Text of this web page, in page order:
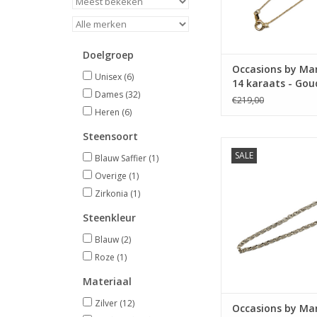
Doelgroep
Unisex (6)
Dames (32)
Heren (6)
Steensoort
Blauw Saffier (1)
Overige (1)
Zirkonia (1)
Steenkleur
Blauw (2)
Roze (1)
Materiaal
Zilver (12)
Occasions by
14 karaats -
collier - Anker -
€219,00
SALE
by Marleen -
TOEVOEGEN AAN
Occasions by